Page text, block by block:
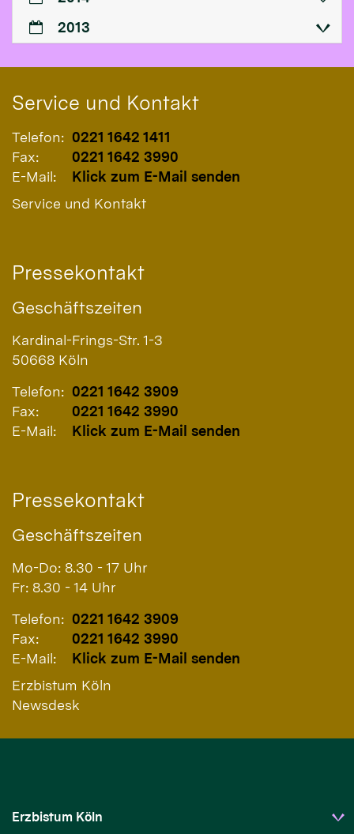
2013
Service und Kontakt
Telefon: 0221 1642 1411
Fax:
0221 1642 3990
E-Mail:
Klick zum E-Mail senden
Service und Kontakt
Pressekontakt
Geschäftszeiten
Kardinal-Frings-Str. 1-3
50668 Köln
Telefon: 0221 1642 3909
Fax:
0221 1642 3990
E-Mail:
Klick zum E-Mail senden
Pressekontakt
Geschäftszeiten
Mo-Do: 8.30 - 17 Uhr
Fr: 8.30 - 14 Uhr
Telefon: 0221 1642 3909
Fax:
0221 1642 3990
E-Mail:
Klick zum E-Mail senden
Erzbistum Köln
Newsdesk
Erzbistum Köln